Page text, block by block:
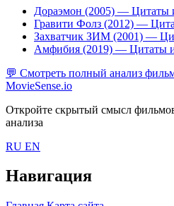
Дораэмон (2005) — Цитаты
Гравити Фолз (2012) —
Захватчик ЗИМ (2001) —
Амфибия (2019) — Цитаты
💬 Смотреть полный анализ
MovieSense.io
Откройте скрытый смысл
анализа
RU EN
Навигация